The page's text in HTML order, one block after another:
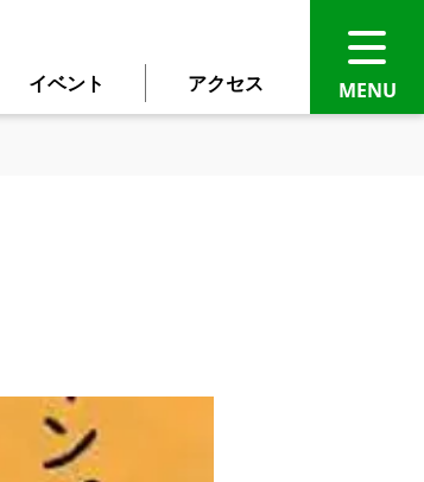
イベント アクセス